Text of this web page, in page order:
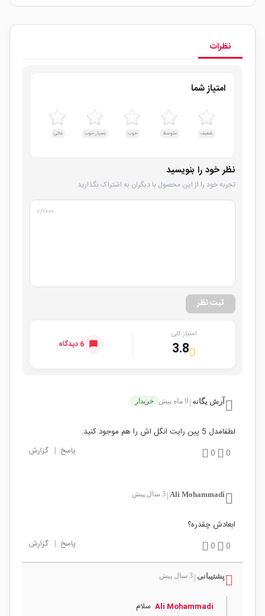
نظرات
امتیاز شما
ضعیف متوسط خوب بسیار خوب عالی
نظر خود را بنویسید
تجربه خود را از این محصول با دیگران به اشتراک بگذارید.
۰/۱۰۰۰
ثبت نظر
امتیاز کلی
3.8 6 دیدگاه
آرش یگانه | 9 ماه پیش خریدار
لطفامدل 5 پین رایت انگل اش را هم موجود کنید.
0
0 پاسخ | گزارش
Ali Mohammadi
| 3 سال پیش
ابعادش چقدره؟
0
0 پاسخ | گزارش
پشتیبانی | 3 سال پیش
Ali Mohammadi سلام